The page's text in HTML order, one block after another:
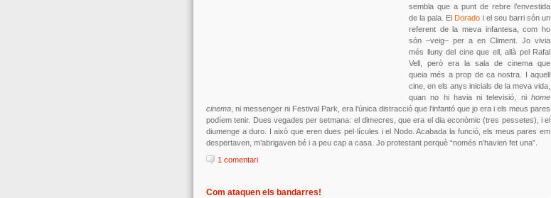
sembla que a punt de rebre l’envestida
de la pala. ElDorado i el seu barri són un
referent de la meva infantesa, com ho
són –veig– per a en Climent. Jo vivia
més lluny del cine que ell, allà pel Rafal
Vell, però era la sala de cinema que
queia més a prop de ca nostra. I aquell
cine, en els anys inicials de la meva vida,
quan no hi havia ni televisió, ni home
cinema , ni messenger ni Festival Park, era l’única distracció que l’infantó que jo era i els meus pares
podíem tenir. Dues vegades per setmana: el dimecres, que era el dia econòmic (tres pessetes), i el
diumenge a duro. I això que eren dues pel·lícules i el Nodo. Acabada la funció, els meus pares em
despertaven, m’abrigaven bé i a peu cap a casa. Jo protestant perquè “només n’havien fet una”.
1 comentari
Com ataquen els bandarres!